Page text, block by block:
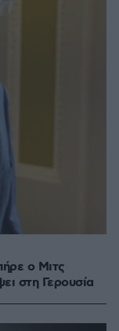
ο Μιτς
στη Γερουσία